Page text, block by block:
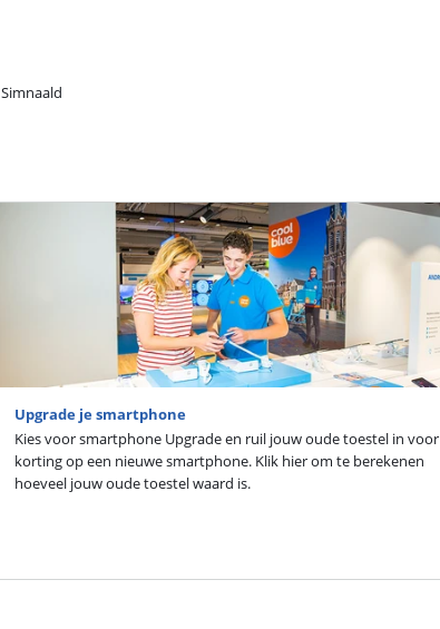
Simnaald
Upgrade je smartphone
Kies voor smartphone Upgrade en ruil jouw oude toestel in voor
korting op een nieuwe smartphone. Klik hier om te berekenen
hoeveel jouw oude toestel waard is.